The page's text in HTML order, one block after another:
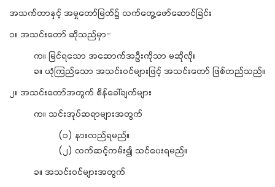
အသက်တာနှင့် အမှုတော်မြတ်၌ လက်တွေ့ဖော်ဆောင်ခြင်း
၁။ အသင်းတော် ဆိုသည်မှာ-
က။ မြင်ရသော အဆောက်အဦးကိုသာ မဆိုလို။
ခ။ ယုံကြည်သော အသင်းဝင်များဖြင့် အသင်းတော် ဖြစ်တည်သည်။
၂။ အသင်းတော်အတွက် စိန်ခေါ်ချက်များ
က။ သင်းအုပ်ဆရာများအတွက်
(၁) နားလည်ရမည်။
(၂) လက်ဆင့်ကမ်း၍ သင်ပေးရမည်။
ခ။ အသင်းဝင်များအတွက်